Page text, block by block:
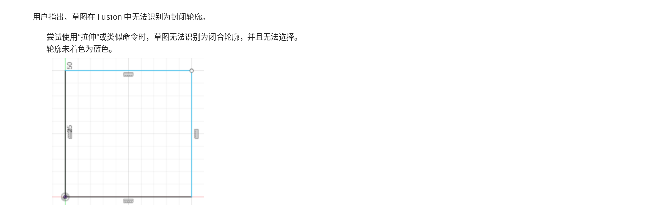
用户指出，草图在 Fusion 中无法识别为封闭轮廓。
尝试使用“拉伸”或类似命令时，草图无法识别为闭合轮廓，并且无法选择。
轮廓未着色为蓝色。